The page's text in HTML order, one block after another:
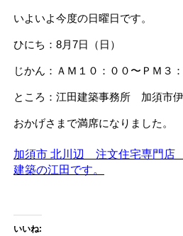
いよいよ今度の日曜日です。
ひにち：8月7日（日）
じかん：ＡＭ１０：００〜ＰＭ３
ところ：江田建築事務所 加須市
おかげさまで満席になりました。
加須市 北川辺 注文住宅専門店
建築の江田です。
いいね: